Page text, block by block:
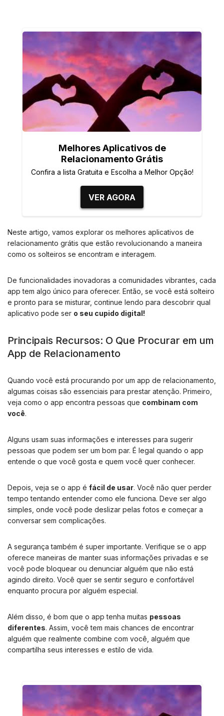
Melhores Aplicativos de
Relacionamento Grátis
Confira a lista Gratuita e Escolha a Melhor Opção!
VER AGORA
Neste artigo, vamos explorar os melhores aplicativos de
relacionamento grátis que estão revolucionando a maneira
como os solteiros se encontram e interagem.
De funcionalidades inovadoras a comunidades vibrantes, cada
app tem algo único para oferecer. Então, se você está solteiro
e pronto para se misturar, continue lendo para descobrir qual
aplicativo pode ser o seu cupido digital!
Principais Recursos: O Que Procurar em um
App de Relacionamento
Quando você está procurando por um app de relacionamento,
algumas coisas são essenciais para prestar atenção. Primeiro,
veja como o app encontra pessoas que combinam com
você.
Alguns usam suas informações e interesses para sugerir
pessoas que podem ser um bom par. É legal quando o app
entende o que você gosta e quem você quer conhecer.
Depois, veja se o app é fácil de usar. Você não quer perder
tempo tentando entender como ele funciona. Deve ser algo
simples, onde você pode deslizar pelas fotos e começar a
conversar sem complicações.
A segurança também é super importante. Verifique se o app
oferece maneiras de manter suas informações privadas e se
você pode bloquear ou denunciar alguém que não está
agindo direito. Você quer se sentir seguro e confortável
enquanto procura por alguém especial.
Além disso, é bom que o app tenha muitas pessoas
diferentes. Assim, você tem mais chances de encontrar
alguém que realmente combine com você, alguém que
compartilha seus interesses e estilo de vida.